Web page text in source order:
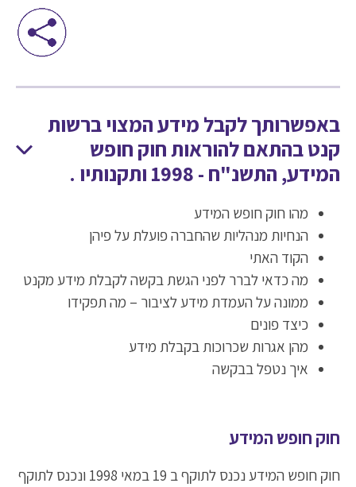
באפשרותך לקבל מידע המצוי ברשות
קנט בהתאם להוראות חוק חופש
המידע, התשנ"ח - 1998 ותקנותיו .
מהו חוק חופש המידע
הנחיות מנהליות שהחברה פועלת על פיהן
הקוד האתי
מה כדאי לברר לפני הגשת בקשה לקבלת מידע מקנט
ממונה על העמדת מידע לציבור – מה תפקידו
כיצד פונים
מהן אגרות שכרוכות בקבלת מידע
איך נטפל בבקשה
חוק חופש המידע
חוק חופש המידע נכנס לתוקף ב 19 במאי 1998 ונכנס לתוקף